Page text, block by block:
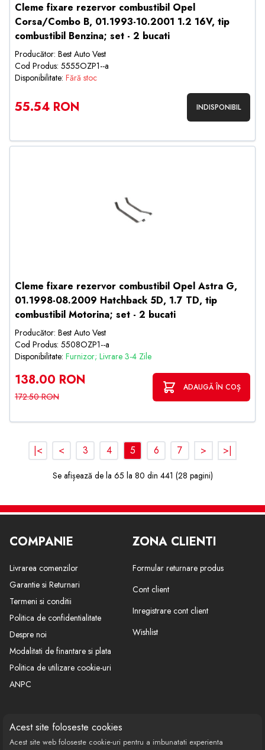
Acest site foloseste cookies
Acest site web foloseste cookie-uri pentru a imbunatati experienta
Cleme fixare rezervor combustibil Opel
Corsa/Combo B, 01.1993-10.2001 1.2 16V, tip
combustibil Benzina; set - 2 bucati
Producător: Best Auto Vest
Cod Produs: 5555OZP1--a
Disponibilitate: Fără stoc
55.54 RON INDISPONIBIL
Cleme fixare rezervor combustibil Opel Astra G,
01.1998-08.2009 Hatchback 5D, 1.7 TD, tip
combustibil Motorina; set - 2 bucati
Producător: Best Auto Vest
Cod Produs: 5508OZP1--a
Disponibilitate: Furnizor; Livrare 3-4 Zile
138.00 RON
172.50 RON
ADAUGĂ ÎN COȘ
|< < 3 4 5 6 7 > >|
Se afișează de la 65 la 80 din 441 (28 pagini)
COMPANIE
Livrarea comenzilor
Garantie si Returnari
Termeni si conditii
Politica de confidentialitate
Despre noi
Modalitati de finantare si plata
Politica de utilizare cookie-uri
ANPC
ZONA CLIENTI
Formular returnare produs
Cont client
Inregistrare cont client
Wishlist
CONTACT